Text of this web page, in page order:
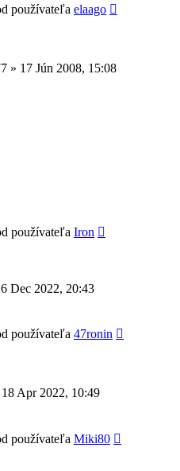
používateľa elaago
» 17 Jún 2008, 15:08
používateľa Iron
Dec 2022, 20:43
používateľa 47ronin
18 Apr 2022, 10:49
používateľa Miki80